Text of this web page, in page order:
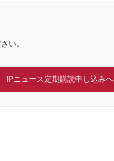
い。
IPニュース定期購読申し込みへ